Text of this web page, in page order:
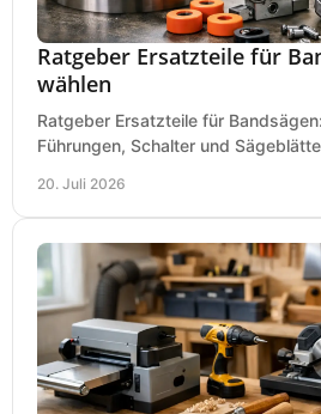
Ratgeber Ersatzteile für
wählen
Ratgeber Ersatzteile für
Führungen, Schalter und
20. Juli 2026